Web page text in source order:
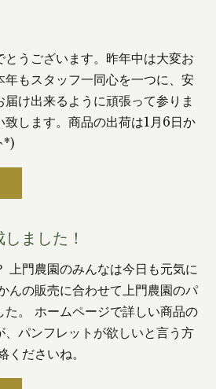
とうございます。昨年中は大変お
年もスタッフ一同心を一つに、安
け出来るように頑張って参りま
致します。商品の出荷は1月6日か
ました！
上門農園のみんなは今日も元気に
んの販売に合わせて上門農園のパ
た。 ホームページで詳しい商品の
、パンフレットが欲しいと言う方
くださいね。